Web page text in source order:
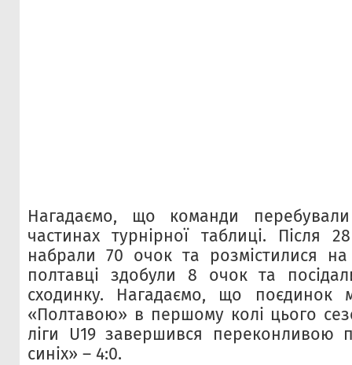
Нагадаємо, що команди
частинах турнірної таблиці. Після
набрали 70 очок та розмістилися на
полтавці здобули 8 очок та
сходинку. Нагадаємо, що поєдинок
«Полтавою» в першому колі цього
ліги U19 завершився переконливою
синіх» – 4:0.